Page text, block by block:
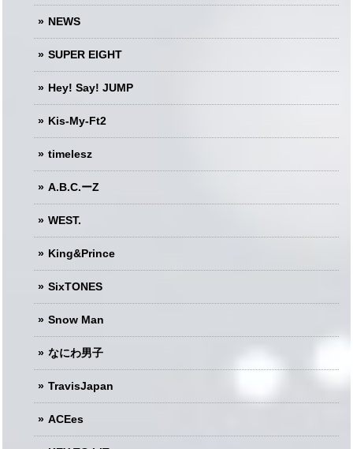
NEWS
SUPER EIGHT
Hey! Say! JUMP
Kis-My-Ft2
timelesz
A.B.C.ーZ
WEST.
King&Prince
SixTONES
Snow Man
なにわ男子
TravisJapan
ACEes